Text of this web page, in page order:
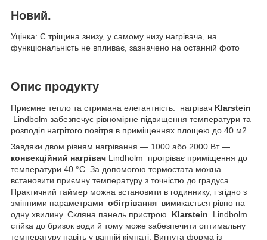
Новий.
Уцінка: Є тріщина знизу, у самому низу нагрівача, на
функціональність не впливає, зазначено на останній фото
Опис продукту
Приємне тепло та стримана елегантність: нагрівач Klarstein
Lindbolm забезпечує рівномірне підвищення температури та
розподіл нагрітого повітря в приміщеннях площею до 40 м2.
Завдяки двом рівням нагрівання — 1000 або 2000 Вт —
конвекційний нагрівач Lindholm прогріває приміщення до
температури 40 °C. За допомогою термостата можна
встановити приємну температуру з точністю до градуса.
Практичний таймер можна встановити в годиннику, і згідно з
змінними параметрами обігрівання вимикається рівно на
одну хвилину. Скляна панель пристрою Klarstein Lindbolm
стійка до бризок води й тому може забезпечити оптимальну
температуру навіть у ванній кімнаті. Вигнута форма із